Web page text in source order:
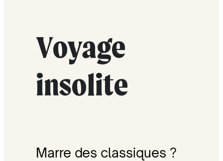
Voyage
insolite
Marre des classiques ?